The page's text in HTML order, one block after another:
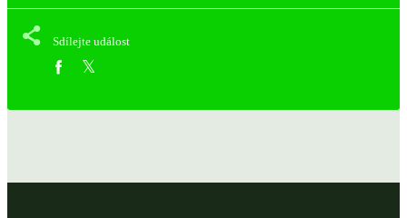
Sdílejte událost